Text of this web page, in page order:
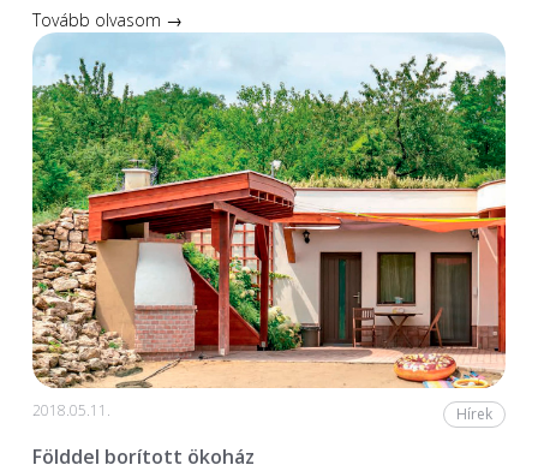
Tovább olvasom →
2018.05.11. Hírek
Földdel borított ökoház